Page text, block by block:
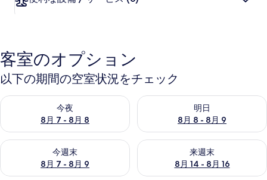
リ
ー
客室のオプション
以下の期間の空室状況をチェック
今夜
8月 7 - 8月 8
今夜 8月 7 - 8月 8 の空室状況をチェック
明日
8月 8 - 8月 9
明日 8月 8 - 8月 9 の空室状況
今週末
8月 7 - 8月 9
今週末 8月 7 - 8月 9 の空室状況をチェック
来週末
8月 14 - 8月 16
来週末 8月 14 - 8月 16 の空室